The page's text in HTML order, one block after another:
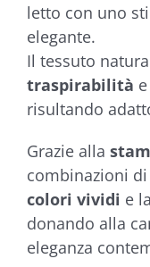
letto con uno
elegante.
Il tessuto
traspirabilità e
risultando
Grazie alla
combinazioni
colori vividi e la
donando alla
eleganza